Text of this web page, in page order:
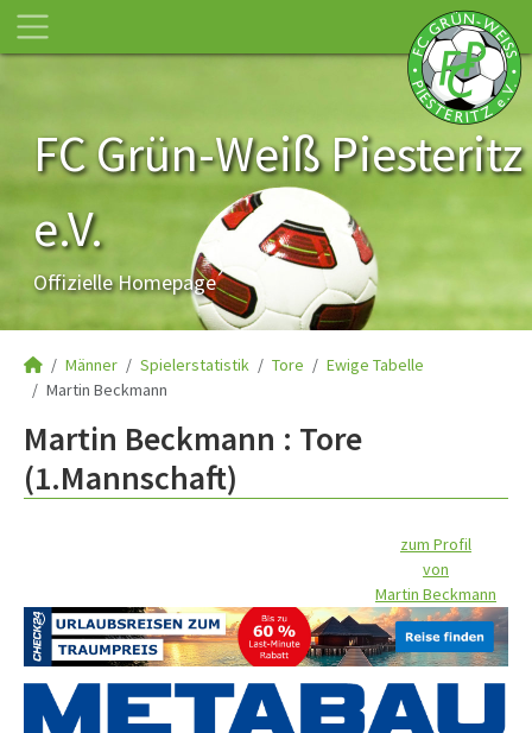
FC Grün-Weiß Piesteritz
e.V.
Offizielle Homepage
Männer Spielerstatistik Tore
Ewige Tabelle
Martin Beckmann
Martin Beckmann : Tore
(1.Mannschaft)
zum Profil
von
Martin Beckmann